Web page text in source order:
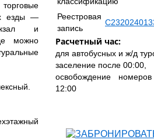
езды —
и
можно
Реестровая
запись
Расчетный час:
для автобусных и ж/д
заселение после 00:00,
освобождение
12:00